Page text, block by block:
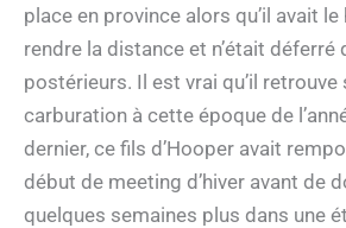
place en province alors qu’il avait
rendre la distance et n’était déferré
postérieurs. Il est vrai qu’il retrouve
carburation à cette époque de
dernier, ce fils d’Hooper avait
début de meeting d’hiver avant de
quelques semaines plus dans une